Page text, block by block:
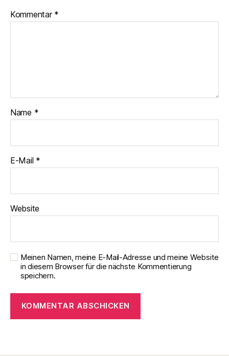
Kommentar *
Name *
E-Mail *
Website
Meinen Namen, meine E-Mail-Adresse und meine Website
in diesem Browser für die nächste Kommentierung
speichern.